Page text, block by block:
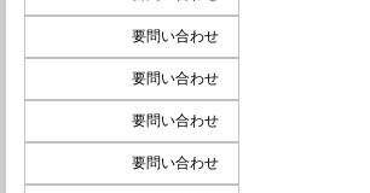
要問い合わせ
要問い合わせ
要問い合わせ
要問い合わせ